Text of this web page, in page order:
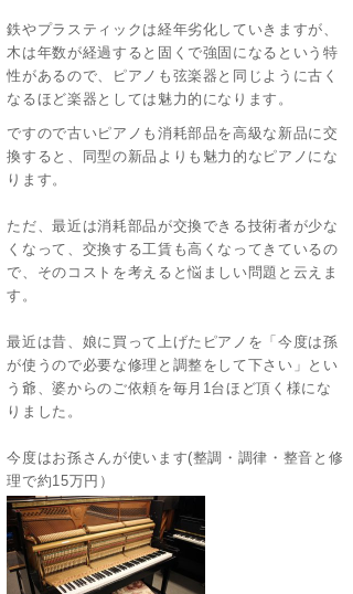
鉄やプラスティックは経年劣化していきますが、
木は年数が経過すると固くで強固になるという特
性があるので、ピアノも弦楽器と同じように古く
なるほど楽器としては魅力的になります。
ですので古いピアノも消耗部品を高級な新品に交
換すると、同型の新品よりも魅力的なピアノにな
ります。
ただ、最近は消耗部品が交換できる技術者が少な
くなって、交換する工賃も高くなってきているの
で、そのコストを考えると悩ましい問題と云えま
す。
最近は昔、娘に買って上げたピアノを「今度は孫
が使うので必要な修理と調整をして下さい」とい
う爺、婆からのご依頼を毎月1台ほど頂く様にな
りました。
今度はお孫さんが使います(整調・調律・整音と修
理で約15万円）